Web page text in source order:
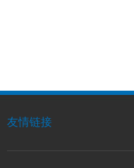
友情链接